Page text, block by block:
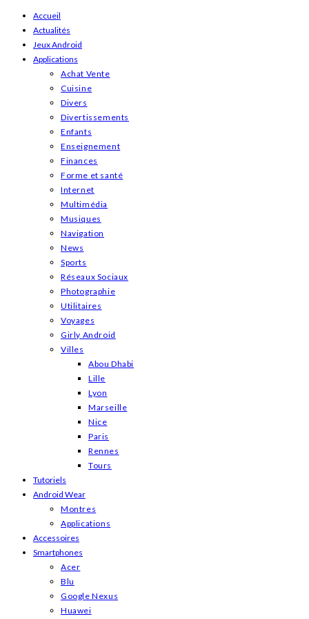
Skip
content
Accueil
Actualités
Jeux Android
Applications
Achat Vente
Cuisine
Divers
Divertissements
Enfants
Enseignement
Finances
Forme et santé
Internet
Multimédia
Musiques
Navigation
News
Sports
Réseaux Sociaux
Photographie
Utilitaires
Voyages
Girly Android
Villes
Abou Dhabi
Lille
Lyon
Marseille
Nice
Paris
Rennes
Tours
Tutoriels
Android Wear
Montres
Applications
Accessoires
Smartphones
Acer
Blu
Google Nexus
Huawei